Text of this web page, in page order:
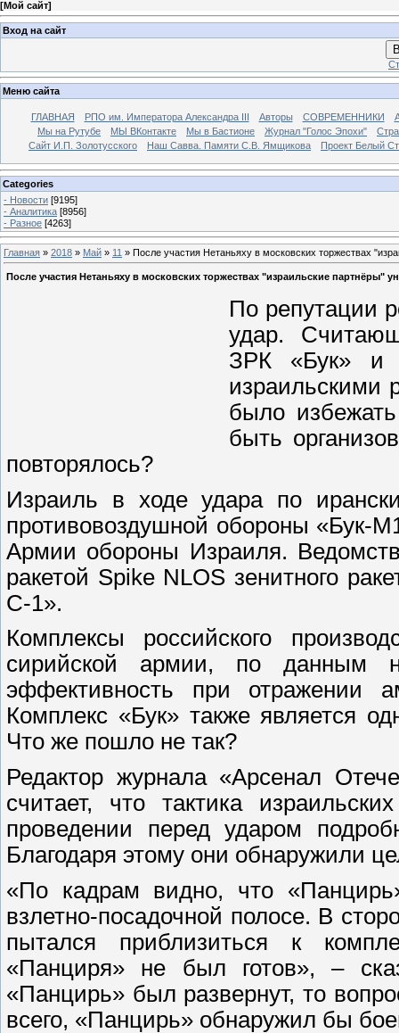
[Мой сайт]
Вход на сайт
Меню сайта
ГЛАВНАЯ РПО им. Императора Александра III Авторы СОВРЕМЕННИКИ
Мы на Рутубе
МЫ ВКонтакте Мы в Бастионе Журнал "Голос Эпохи"
Сайт И.П. Золотусского
Наш Савва. Памяти С.В. Ямщикова Проект Белый
Categories
- Новости [9195]
- Аналитика [8956]
- Разное [4263]
Главная » 2018 » Май » 11 » После участия Нетаньяху в московских торжествах
После участия Нетаньяху в московских торжествах "израильские партнёры"
По репутации
удар.
ЗРК «Бук» и
израильскими
было
быть
повторялось?
Израиль в ходе удара по
противовоздушной обороны «Бук-
Армии обороны Израиля.
ракетой Spike NLOS зенитного
С-1».
Комплексы российского
сирийской армии, по данным
эффективность при отражении
Комплекс «Бук» также является
Что же пошло не так?
Редактор журнала «Арсенал
считает, что тактика
проведении перед ударом
Благодаря этому они обнаружили
«По кадрам видно, что
взлетно-посадочной полосе. В
пытался приблизиться к
«Панциря» не был готов», –
«Панцирь» был развернут, то
всего, «Панцирь» обнаружил бы